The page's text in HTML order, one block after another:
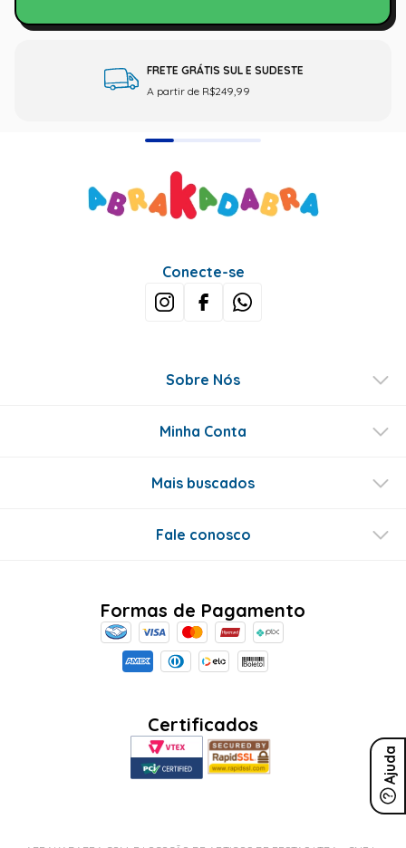
Ajuda
FRETE GRÁTIS SUL E SUDESTE
A partir de R$249,99
Conecte-se
Sobre Nós
Minha Conta
Mais buscados
Fale conosco
Formas de Pagamento
Certificados